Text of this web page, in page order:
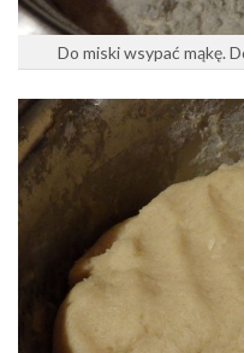
Do miski wsypać mąkę.